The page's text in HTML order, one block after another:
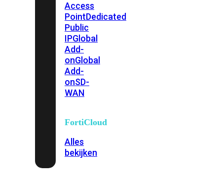
Access
PointDedicated
Public
IPGlobal
Add-
onGlobal
Add-
onSD-
WAN
FortiCloud
Alles
bekijken